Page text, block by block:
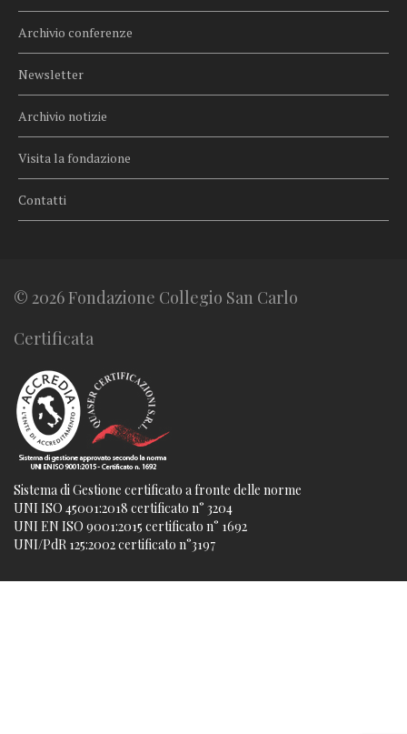
Archivio conferenze
Newsletter
Archivio notizie
Visita la fondazione
Contatti
© 2026 Fondazione Collegio San Carlo
Certificata
Sistema di Gestione certificato a fronte delle norme
UNI ISO 45001:2018 certificato n° 3204
UNI EN ISO 9001:2015 certificato n° 1692
UNI/PdR 125:2002 certificato n°3197